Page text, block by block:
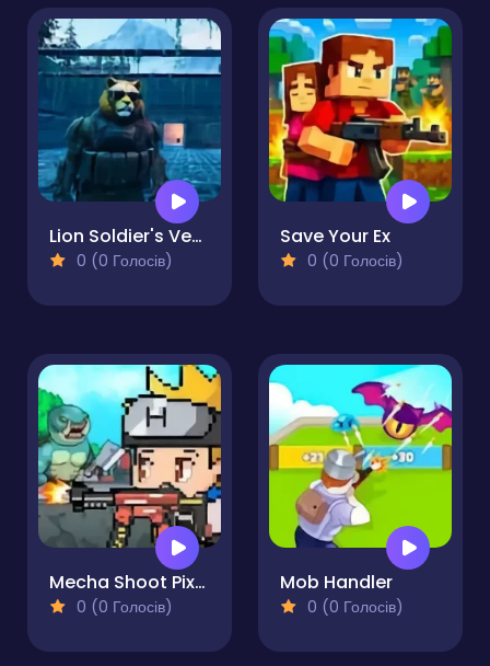
Lion Soldier's Vengeance: Animal Wars
0 (0 Голосів)
Save Your Ex
0 (0 Голосів)
Mecha Shoot Pixel RPG
0 (0 Голосів)
Mob Handler
0 (0 Голосів)